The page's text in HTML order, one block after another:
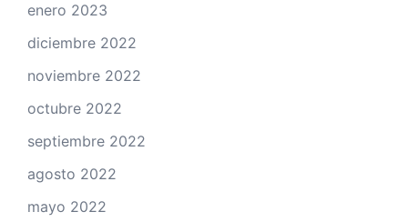
enero 2023
diciembre 2022
noviembre 2022
octubre 2022
septiembre 2022
agosto 2022
mayo 2022